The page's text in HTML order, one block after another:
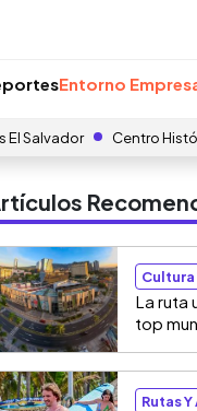
Entorno
El Salvador Centro
Cultura
La ruta
top
Rutas